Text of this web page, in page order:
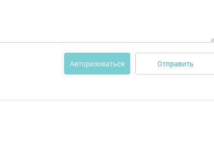
Авторизоваться Отправить